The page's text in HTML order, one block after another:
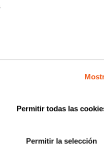
Permitir todas las
Permitir la selección